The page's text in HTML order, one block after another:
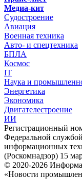
Медиа-кит
Судостроение
Авиация
Военная техника
Авто- и спецтехника
БПЛА
Космос
IT
Наука и
Энергетика
Экономика
Двигателестроение
ИИ
Регистрационный
Федеральной
информационных
(Роскомнадзор) 15
© 2020-2026
«Новости